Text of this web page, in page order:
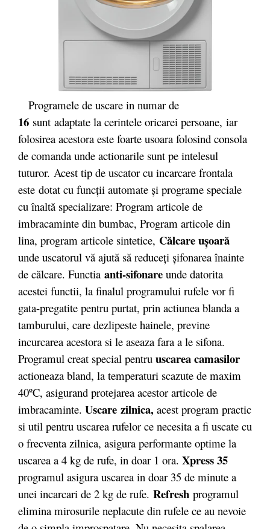
Programele de uscare in numar de
16 sunt adaptate la cerintele oricarei persoane, iar
folosirea acestora este foarte usoara folosind consola
de comanda unde actionarile sunt pe intelesul
tuturor. Acest tip de uscator cu incarcare frontala
este dotat cu funcţii automate şi programe speciale
cu înaltă specializare: Program articole de
imbracaminte din bumbac, Program articole din
lina, program articole sintetice, Călcare uşoară
unde uscatorul vă ajută să reduceţi şifonarea înainte
de călcare. Functia anti-sifonare unde datorita
acestei functii, la finalul programului rufele vor fi
gata-pregatite pentru purtat, prin actiunea blanda a
tamburului, care dezlipeste hainele, previne
incurcarea acestora si le aseaza fara a le sifona.
Programul creat special pentru uscarea camasilor
actioneaza bland, la temperaturi scazute de maxim
40ºC, asigurand protejarea acestor articole de
imbracaminte. Uscare zilnica, acest program practic
si util pentru uscarea rufelor ce necesita a fi uscate cu
o frecventa zilnica, asigura performante optime la
uscarea a 4 kg de rufe, in doar 1 ora. Xpress 35
programul asigura uscarea in doar 35 de minute a
unei incarcari de 2 kg de rufe. Refresh programul
elimina mirosurile neplacute din rufele ce au nevoie